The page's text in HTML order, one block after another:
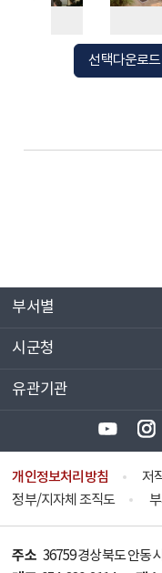
선택다운로드
부서별
시군청
유관기관
개인정보처리방침 저
정부/지자체 조직도
주소 36759 경상북도 안동